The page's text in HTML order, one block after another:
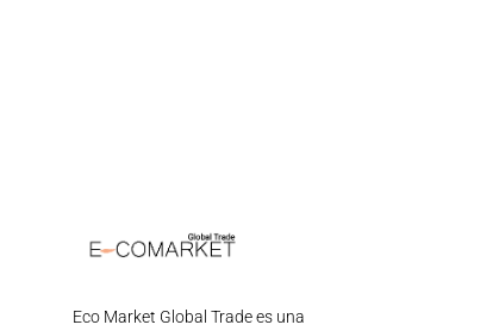
Eco Market Global Trade es una